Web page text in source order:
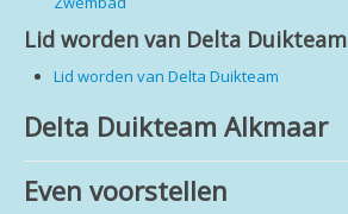
Lid worden van Delta Duikteam
Lid worden van Delta Duikteam
Delta Duikteam Alkmaar
Even voorstellen